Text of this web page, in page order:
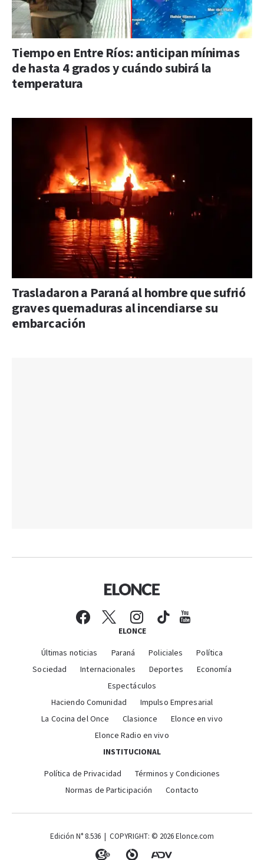
Tiempo en Entre Ríos: anticipan mínimas
de hasta 4 grados y cuándo subirá la
temperatura
Trasladaron a Paraná al hombre que sufrió
graves quemaduras al incendiarse su
embarcación
ELONCE
Últimas noticias Paraná Policiales
Política
Sociedad
Internacionales Deportes
Economía
Espectáculos
Haciendo Comunidad
Impulso Empresarial
La Cocina del Once
Clasionce
Elonce en vivo
Elonce Radio en vivo
INSTITUCIONAL
Política de Privacidad
Términos y Condiciones
Normas de Participación
Contacto
Edición N° 8.536 | COPYRIGHT: © 2026 Elonce.com